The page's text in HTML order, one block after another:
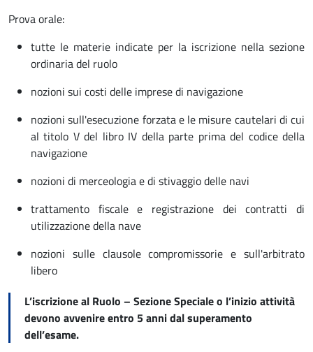
Prova orale:
tutte le materie indicate per la iscrizione nella sezione
ordinaria del ruolo
nozioni sui costi delle imprese di navigazione
nozioni sull'esecuzione forzata e le misure cautelari di cui
al titolo V del libro IV della parte prima del codice della
navigazione
nozioni di merceologia e di stivaggio delle navi
trattamento fiscale e registrazione dei contratti di
utilizzazione della nave
nozioni sulle clausole compromissorie e sull'arbitrato
libero
L’iscrizione al Ruolo – Sezione Speciale o l’inizio attività
devono avvenire entro 5 anni dal superamento
dell’esame.